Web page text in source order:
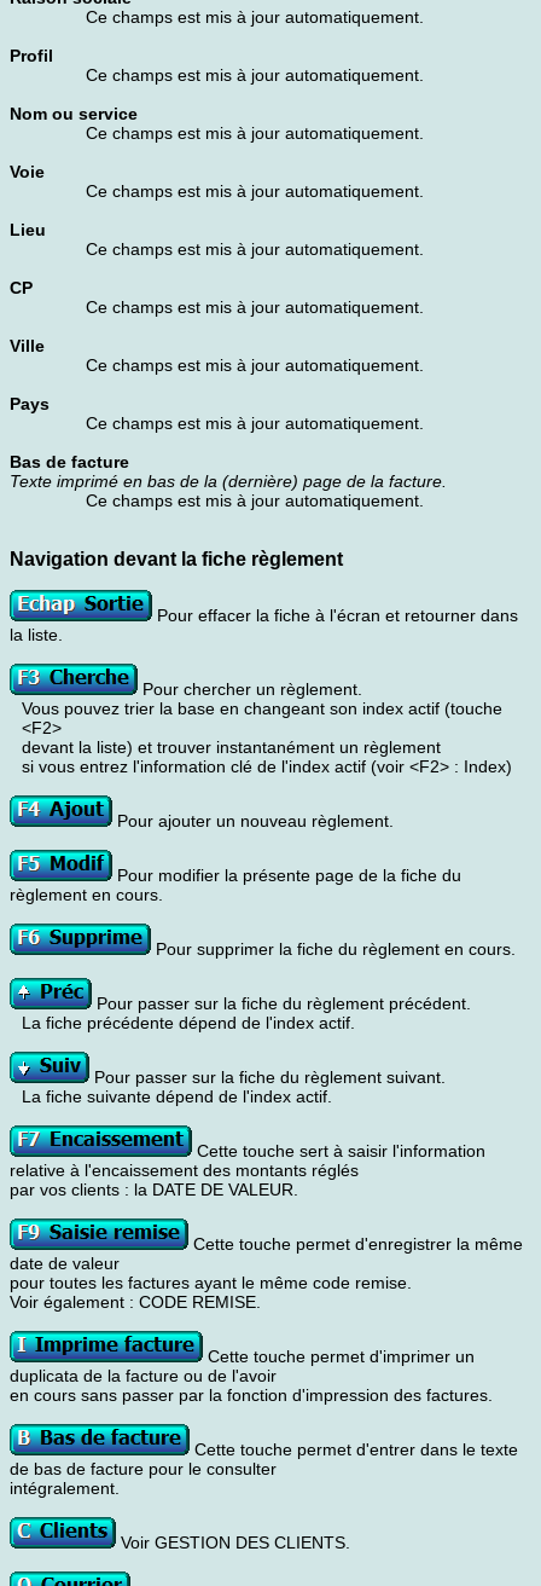
Ce champs est mis à jour automatiquement.
Profil
Ce champs est mis à jour automatiquement.
Nom ou service
Ce champs est mis à jour automatiquement.
Voie
Ce champs est mis à jour automatiquement.
Lieu
Ce champs est mis à jour automatiquement.
CP
Ce champs est mis à jour automatiquement.
Ville
Ce champs est mis à jour automatiquement.
Pays
Ce champs est mis à jour automatiquement.
Bas de facture
Texte imprimé en bas de la (dernière) page de la facture.
Ce champs est mis à jour automatiquement.
Navigation devant la fiche règlement
Pour effacer la fiche à l'écran et retourner dans
la liste.
Pour chercher un règlement.
Vous pouvez trier la base en changeant son index actif (touche
<F2>
devant la liste) et trouver instantanément un règlement
si vous entrez l'information clé de l'index actif (voir <F2> : Index)
Pour ajouter un nouveau règlement.
Pour modifier la présente page de la fiche du
règlement en cours.
Pour supprimer la fiche du règlement en cours.
Pour passer sur la fiche du règlement précédent.
La fiche précédente dépend de l'index actif.
Pour passer sur la fiche du règlement suivant.
La fiche suivante dépend de l'index actif.
Cette touche sert à saisir l'information
relative à l'encaissement des montants réglés
par vos clients : la DATE DE VALEUR.
Cette touche permet d'enregistrer la même
date de valeur
pour toutes les factures ayant le même code remise.
Voir également : CODE REMISE.
Cette touche permet d'imprimer un
duplicata de la facture ou de l'avoir
en cours sans passer par la fonction d'impression des factures.
Cette touche permet d'entrer dans le texte
de bas de facture pour le consulter
intégralement.
Voir GESTION DES CLIENTS.